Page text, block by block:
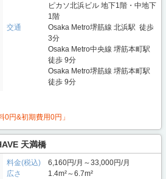
ピカソ北浜ビル 地下1階・中地下
1階
交通
Osaka Metro堺筋線 北浜駅 徒歩
3分
Osaka Metro中央線 堺筋本町駅
徒歩 9分
Osaka Metro堺筋線 堺筋本町駅
徒歩 9分
0円&初期費用0円」
天満橋
料金(税込)
6,160円/月～33,000円/月
広さ
1.4m²～6.7m²